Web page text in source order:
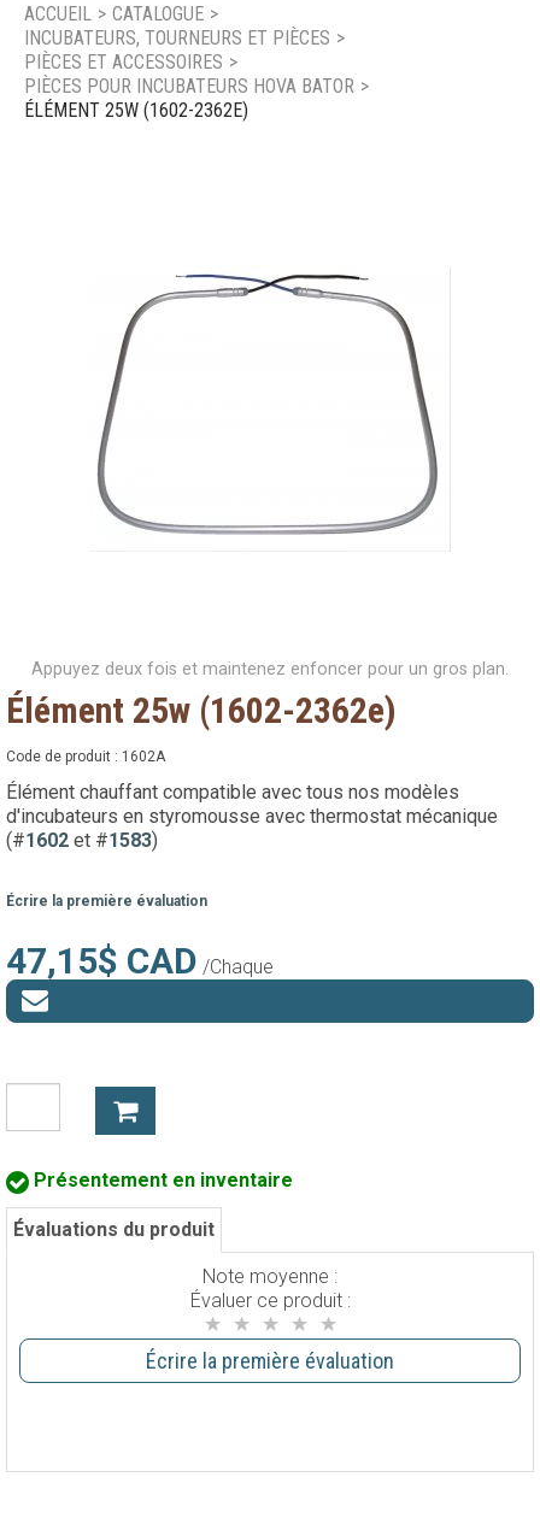
Catalogue de produit
Nous joindre
ACCUEIL > CATALOGUE >
INCUBATEURS, TOURNEURS ET PIÈCES >
PIÈCES ET ACCESSOIRES >
PIÈCES POUR INCUBATEURS HOVA BATOR >
ÉLÉMENT 25W (1602-2362E)
Appuyez deux fois et maintenez enfoncer pour un gros plan.
Élément 25w (1602-2362e)
Code de produit : 1602A
Élément chauffant compatible avec tous nos modèles
d'incubateurs en styromousse avec thermostat mécanique
(#1602 et #1583)
Écrire la première évaluation
47,15$ CAD /Chaque
Présentement en inventaire
Évaluations du produit
Note moyenne :
Évaluer ce produit :
Écrire la première évaluation